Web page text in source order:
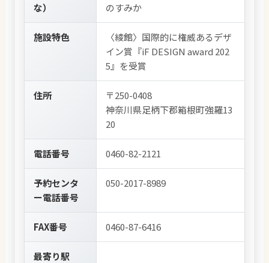
な）
のすみか
施設特色
〈綾館〉国際的に権威あるデザ
イン賞『iF DESIGN award 202
5』を受賞
住所
〒250-0408
神奈川県足柄下郡箱根町強羅13
20
電話番号 0460-82-2121
予約センタ
ー電話番号
050-2017-8989
FAX番号 0460-87-6416
最寄り駅